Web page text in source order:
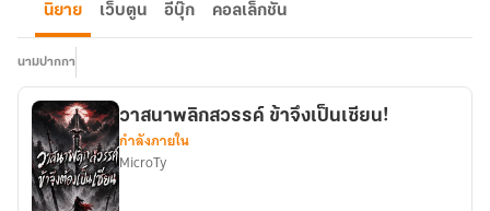
นิยาย เว็บตูน อีบุ๊ก คอลเล็กชัน
นามปากกา
วาสนาพลิกสวรรค์ ข้าจึงเป็นเซียน!
กำลังภายใน
MicroTy